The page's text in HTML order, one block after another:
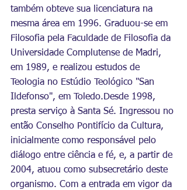
também obteve sua licenciatura na
mesma área em 1996. Graduou-se em
Filosofia pela Faculdade de Filosofia da
Universidade Complutense de Madri,
em 1989, e realizou estudos de
Teologia no Estúdio Teológico "San
Ildefonso", em Toledo.Desde 1998,
presta serviço à Santa Sé. Ingressou no
então Conselho Pontifício da Cultura,
inicialmente como responsável pelo
diálogo entre ciência e fé, e, a partir de
2004, atuou como subsecretário deste
organismo. Com a entrada em vigor da